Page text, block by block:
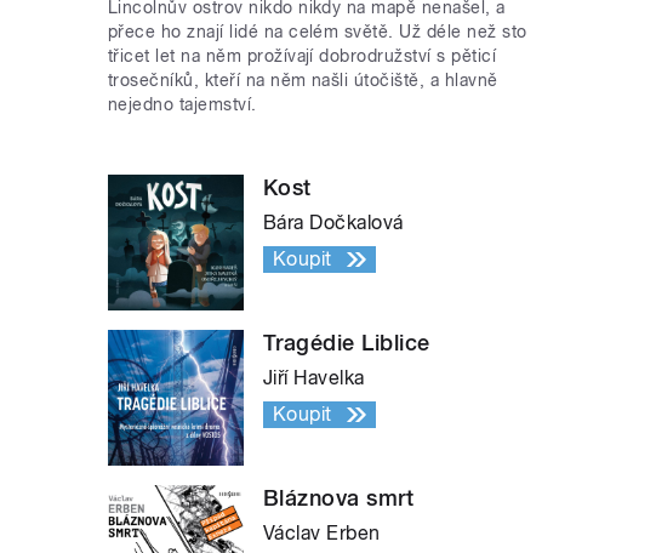
Lincolnův ostrov nikdo nikdy na mapě nenašel, a
přece ho znají lidé na celém světě. Už déle než sto
třicet let na něm prožívají dobrodružství s pěticí
trosečníků, kteří na něm našli útočiště, a hlavně
nejedno tajemství.
Kost
Bára Dočkalová
Koupit
Tragédie Liblice
Jiří Havelka
Koupit
Bláznova smrt
Václav Erben